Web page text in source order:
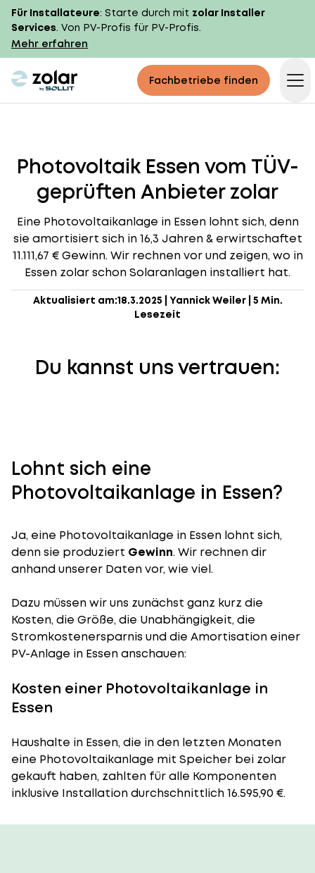
Für Installateure: Starte durch mit zolar Installer
Services. Von PV-Profis für PV-Profis.
Mehr erfahren
zolar logo Fachbetriebe finden
Photovoltaik Essen vom TÜV-
geprüften Anbieter zolar
Eine Photovoltaikanlage in Essen lohnt sich, denn
sie amortisiert sich in 16,3 Jahren & erwirtschaftet
11.111,67 € Gewinn. Wir rechnen vor und zeigen, wo in
Essen zolar schon Solaranlagen installiert hat.
Aktualisiert am:18.3.2025 Yannick Weiler| 5 Min.
Lesezeit
Du kannst uns vertrauen:
Lohnt sich eine
Photovoltaikanlage in Essen?
Ja, eine Photovoltaikanlage in Essen lohnt sich,
denn sie produziert Gewinn. Wir rechnen dir
anhand unserer Daten vor, wie viel.
Dazu müssen wir uns zunächst ganz kurz die
Kosten, die Größe, die Unabhängigkeit, die
Stromkostenersparnis und die Amortisation einer
PV-Anlage in Essen anschauen:
Kosten einer Photovoltaikanlage in
Essen
Haushalte in Essen, die in den letzten Monaten
eine Photovoltaikanlage mit Speicher bei zolar
gekauft haben, zahlten für alle Komponenten
inklusive Installation durchschnittlich 16.595,90 €.